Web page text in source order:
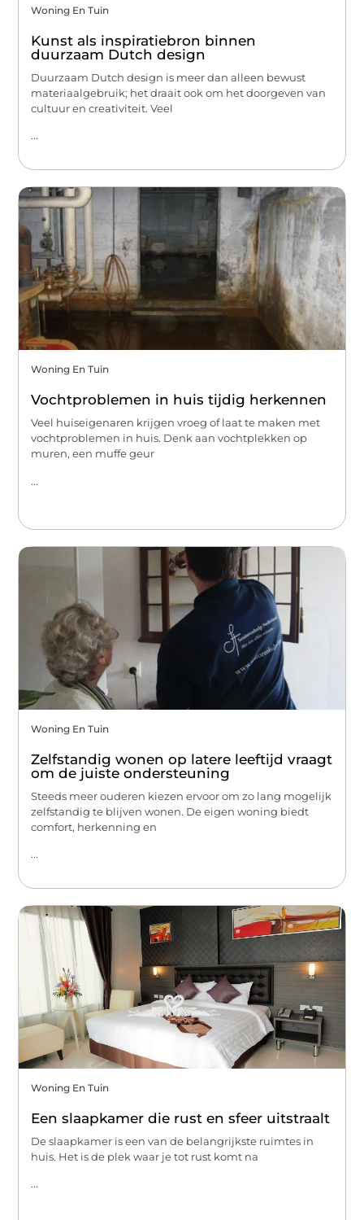
Woning En Tuin
Kunst als inspiratiebron binnen
duurzaam Dutch design
Duurzaam Dutch design is meer dan alleen bewust
materiaalgebruik; het draait ook om het doorgeven van
cultuur en creativiteit. Veel
...
Woning En Tuin
Vochtproblemen in huis tijdig herkennen
Veel huiseigenaren krijgen vroeg of laat te maken met
vochtproblemen in huis. Denk aan vochtplekken op
muren, een muffe geur
...
Woning En Tuin
Zelfstandig wonen op latere leeftijd vraagt
om de juiste ondersteuning
Steeds meer ouderen kiezen ervoor om zo lang mogelijk
zelfstandig te blijven wonen. De eigen woning biedt
comfort, herkenning en
...
Woning En Tuin
Een slaapkamer die rust en sfeer uitstraalt
De slaapkamer is een van de belangrijkste ruimtes in
huis. Het is de plek waar je tot rust komt na
...